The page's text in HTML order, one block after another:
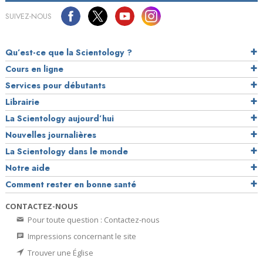
SUIVEZ-NOUS
Qu’est-ce que la Scientology ?
Cours en ligne
Services pour débutants
Librairie
La Scientology aujourd’hui
Nouvelles journalières
La Scientology dans le monde
Notre aide
Comment rester en bonne santé
CONTACTEZ-NOUS
Pour toute question : Contactez-nous
Impressions concernant le site
Trouver une Église